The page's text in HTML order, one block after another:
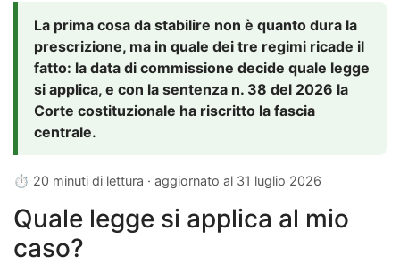
La prima cosa da stabilire non è quanto dura la
prescrizione, ma in quale dei tre regimi ricade il
fatto: la data di commissione decide quale legge
si applica, e con la sentenza n. 38 del 2026 la
Corte costituzionale ha riscritto la fascia
centrale.
⏱ 20 minuti di lettura · aggiornato al 31 luglio 2026
Quale legge si applica al mio
caso?